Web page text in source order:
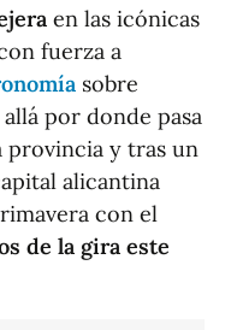
en las icónicas
fuerza a
sobre
allá por donde pasa
provincia y tras un
alicantina
con el
de la gira este